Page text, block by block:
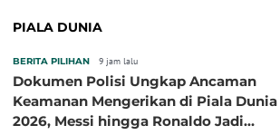
PIALA DUNIA
BERITA PILIHAN 9 jam lalu
Dokumen Polisi Ungkap Ancaman
Keamanan Mengerikan di Piala Dunia
2026, Messi hingga Ronaldo Jadi